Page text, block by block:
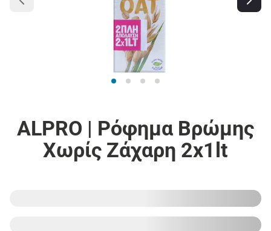
ALPRO | Ρόφημα Βρώμης
Χωρίς Ζάχαρη 2x1lt